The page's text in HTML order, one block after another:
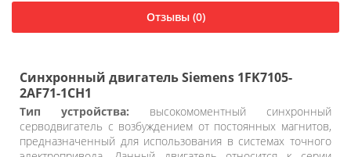
Отзывы (0)
Синхронный двигатель Siemens 1FK7105-
2AF71-1CH1
Тип устройства: высокомоментный синхронный
серводвигатель с возбуждением от постоянных магнитов,
предназначенный для использования в системах точного